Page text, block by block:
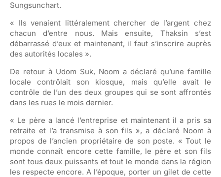
Sungsunchart.
« Ils venaient littéralement chercher de l’argent chez
chacun d’entre nous. Mais ensuite, Thaksin s’est
débarrassé d’eux et maintenant, il faut s’inscrire auprès
des autorités locales ».
De retour à Udom Suk, Noom a déclaré qu’une famille
locale contrôlait son kiosque, mais qu’elle avait le
contrôle de l’un des deux groupes qui se sont affrontés
dans les rues le mois dernier.
« Le père a lancé l’entreprise et maintenant il a pris sa
retraite et l’a transmise à son fils », a déclaré Noom à
propos de l’ancien propriétaire de son poste. « Tout le
monde connaît encore cette famille, le père et son fils
sont tous deux puissants et tout le monde dans la région
les respecte encore. A l’époque, porter un gilet de cette